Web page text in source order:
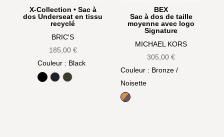
X-Collection • Sac à
dos Underseat en tissu
recyclé
BRIC'S
185,00 €
Couleur : Black
BlackOcean Blue
Olive
BEX
Sac à dos de taille
moyenne avec logo
Signature
MICHAEL KORS
305,00€
Couleur : Bronze /
Noisette
Bronze / Noisette